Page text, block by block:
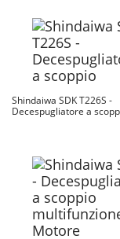
Shindaiwa SDK T226S -
Decespugliatore a